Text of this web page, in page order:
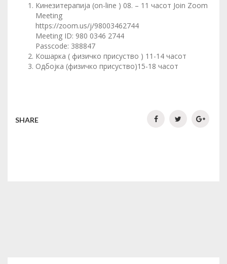
Кинезитерапија (on-line ) 08. – 11 часот Join Zoom
Meeting
https://zoom.us/j/98003462744
Meeting ID: 980 0346 2744
Passcode: 388847
Кошарка ( физичко присуство ) 11-14 часот
Одбојка (физичко присуство)15-18 часот
SHARE